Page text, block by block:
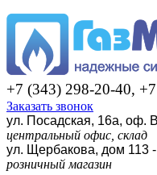
+7 (343) 298-20-40,
Заказать звонок
ул. Посадская, 16а, оф.
центральный офис, склад
ул. Щербакова, дом 113
розничный магазин